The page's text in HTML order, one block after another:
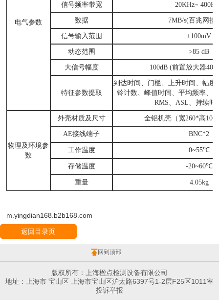
电气参数
信号频率带宽 20KHz~
数据 7MB/s(百兆网接
信号输入范围 ±100mV
动态范围 >85 dB
大信号幅度 100dB (前置放大器
特征参数提取
到达时间、门槛、上升时间、幅度
铃计数、峰值时间、平均频率、
RMS、ASL、持续时
物理及环境参
数
外壳材质及尺寸 全铝机壳（宽260*高
AE接线端子 BNC*2
工作温度 0~55℃
存储温度 -20~60℃
重量 4.05kg
m.yingdian168.b2b168.com
返回目录页
回到顶部
版权所有：上海楹点检测设备有限公司
地址：上海市 宝山区 上海市宝山区沪太路6397号1-2层F25区1011室
投诉举报